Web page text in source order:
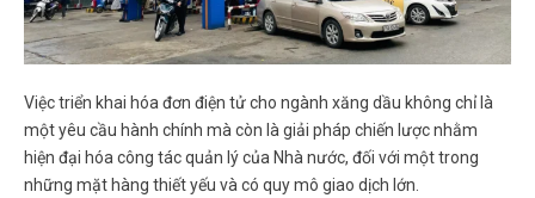
Việc triển khai hóa đơn điện tử cho ngành xăng dầu không chỉ là
một yêu cầu hành chính mà còn là giải pháp chiến lược nhằm
hiện đại hóa công tác quản lý của Nhà nước, đối với một trong
những mặt hàng thiết yếu và có quy mô giao dịch lớn.